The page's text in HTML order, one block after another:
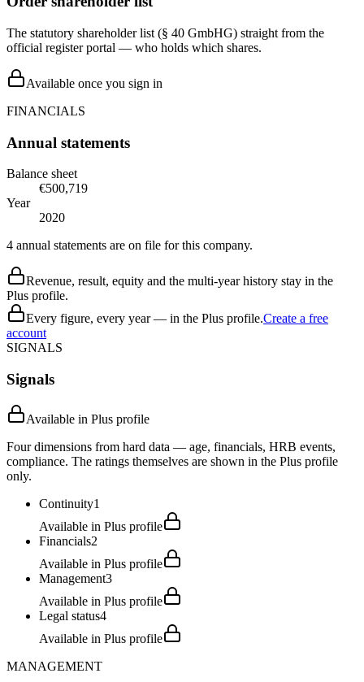
The statutory shareholder list (§ 40 GmbHG) straight from the
official register portal — who holds which shares.
Available once you sign in
FINANCIALS
Annual statements
Balance sheet
€500,719
Year
2020
4 annual statements are on file for this company.
Revenue, result, equity and the multi-year history stay in the
Plus profile.
Every figure, every year — in the Plus profile.Create a free
account
SIGNALS
Signals
Available in Plus profile
Four dimensions from hard data — age, financials, HRB events,
compliance. The ratings themselves are shown in the Plus profile
only.
Continuity1
Available in Plus profile
Financials2
Available in Plus profile
Management3
Available in Plus profile
Legal status4
Available in Plus profile
MANAGEMENT